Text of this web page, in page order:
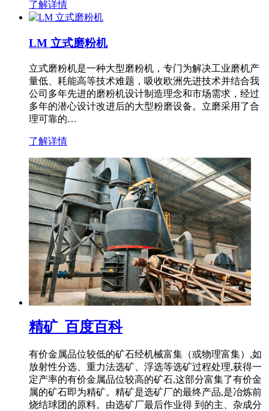
了解详情
LM 立式磨粉机
立式磨粉机是一种大型磨粉机，专门为解决工业磨机产
量低、耗能高等技术难题，吸收欧洲先进技术并结合我
公司多年先进的磨粉机设计制造理念和市场需求，经过
多年的潜心设计改进后的大型粉磨设备。立磨采用了合
理可靠的…
了解详情
精矿_百度百科
有价金属品位较低的矿石经机械富集（或物理富集）,如
放射性分选、重力法选矿、浮选等选矿过程处理,获得一
定产率的有价金属品位较高的矿石,这部分富集了有价金
属的矿石即为精矿。精矿是选矿厂的最终产品,是冶炼前
烧结球团的原料。由选矿厂最后作业得 到的主、杂成分